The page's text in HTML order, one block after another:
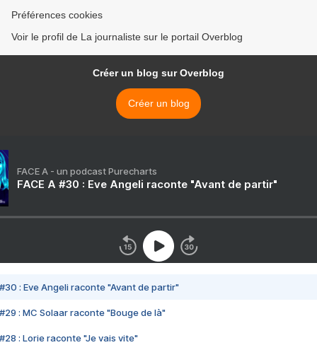
Préférences cookies
Voir le profil de La journaliste sur le portail Overblog
Créer un blog sur Overblog
Créer un blog
FACE A - un podcast Purecharts
FACE A #30 : Eve Angeli raconte "Avant de partir"
#30 : Eve Angeli raconte "Avant de partir"
#29 : MC Solaar raconte "Bouge de là"
#28 : Lorie raconte "Je vais vite"